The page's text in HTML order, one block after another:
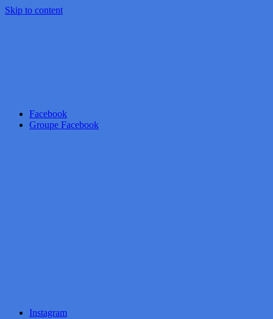
Skip to content
Facebook
Groupe Facebook
Instagram